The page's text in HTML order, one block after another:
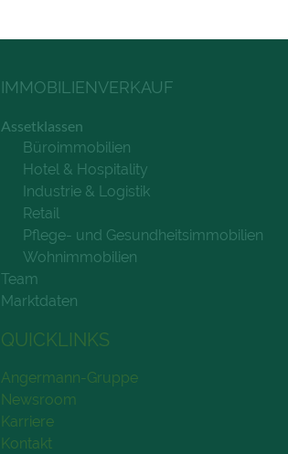
IMMOBILIENVERKAUF
Assetklassen
Büroimmobilien
Hotel & Hospitality
Industrie & Logistik
Retail
Pflege- und Gesundheitsimmobilien
Wohnimmobilien
Team
Marktdaten
QUICKLINKS
Angermann-Gruppe
Newsroom
Karriere
Kontakt